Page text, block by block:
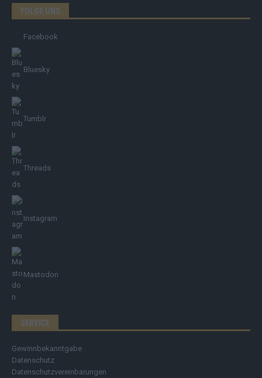
FOLGE UNS
Facebook
Bluesky
Tumblr
Threads
Instagram
Mastodon
SERVICE
Gewinnbekanntgabe
Datenschutz
Datenschutzvereinbarungen